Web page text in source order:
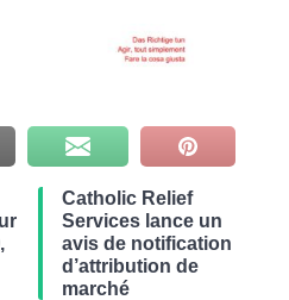
Catholic Relief
Services lance un
avis de notification
d’attribution de
marché